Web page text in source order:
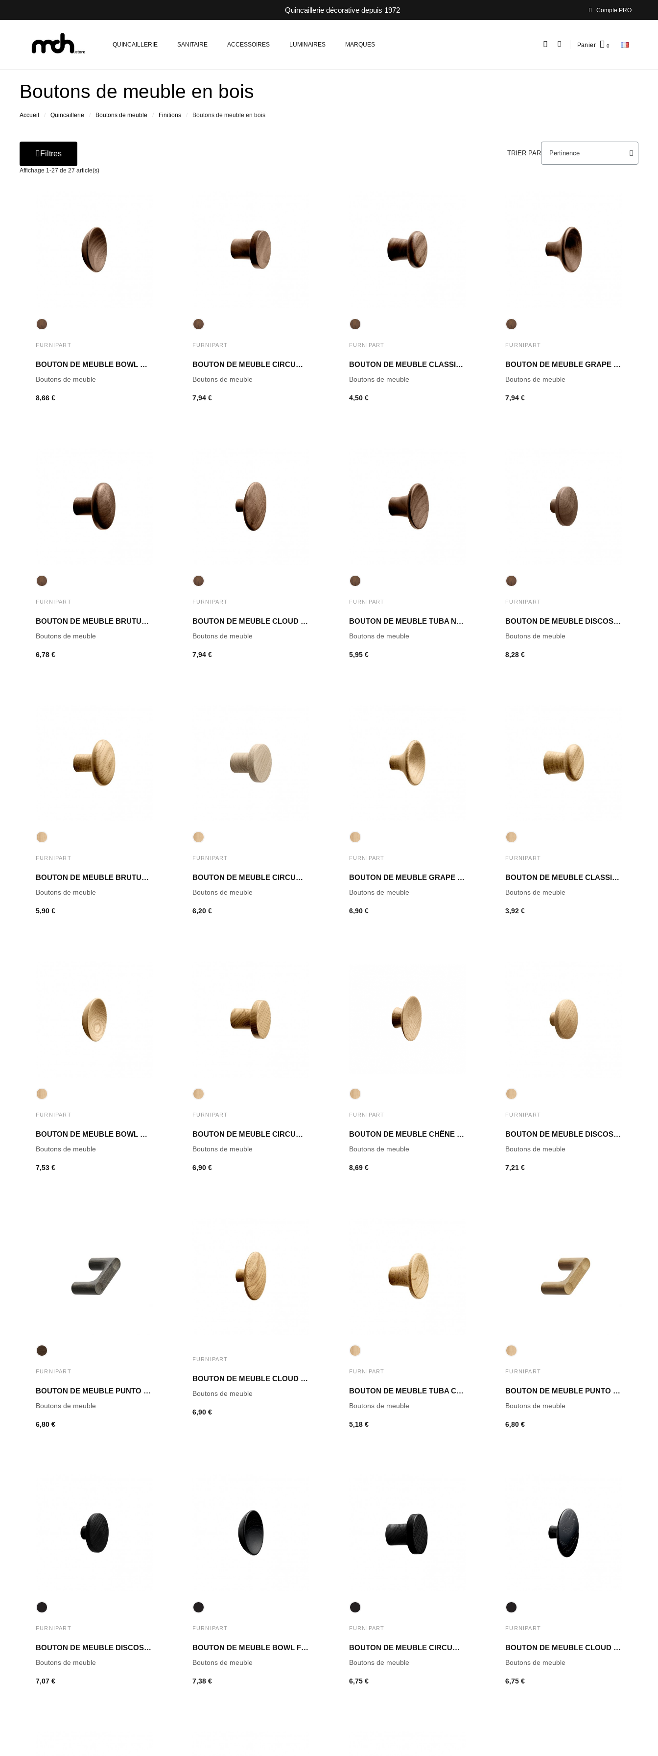
Quincaillerie décorative depuis 1972 Compte PRO
QUINCAILLERIE SANITAIRE ACCESSOIRES LUMINAIRES MARQUES Panier
Boutons de meuble en bois
Accueil Quincaillerie Boutons de meuble Finitions Boutons de meuble en bois
Filtres TRIER PAR
Affichage 1-27 de 27 article(s)
FURNIPART
BOUTON DE MEUBLE BOWL NOYER LAQUÉ
Boutons de meuble
8,66 €
FURNIPART
BOUTON DE MEUBLE CIRCUM NOYER LAQUÉ
Boutons de meuble
7,94 €
FURNIPART
BOUTON DE MEUBLE CLASSIS NOYER LAQUÉ
Boutons de meuble
4,50 €
FURNIPART
BOUTON DE MEUBLE GRAPE NOYER LAQUÉ
Boutons de meuble
7,94 €
FURNIPART
BOUTON DE MEUBLE BRUTUS NOYER LAQUÉ
Boutons de meuble
6,78 €
FURNIPART
BOUTON DE MEUBLE CLOUD NOYER LAQUÉ
Boutons de meuble
7,94 €
FURNIPART
BOUTON DE MEUBLE TUBA NOYER LAQUÉ
Boutons de meuble
5,95 €
FURNIPART
BOUTON DE MEUBLE DISCOS NOYER LAQUÉ
Boutons de meuble
8,28 €
FURNIPART
BOUTON DE MEUBLE BRUTUS CHÊNE CLAIR LAQUÉ
Boutons de meuble
5,90 €
FURNIPART
BOUTON DE MEUBLE CIRCUM CHÊNE NON TRAITÉ
Boutons de meuble
6,20 €
FURNIPART
BOUTON DE MEUBLE GRAPE CHÊNE CLAIR LAQUÉ
Boutons de meuble
6,90 €
FURNIPART
BOUTON DE MEUBLE CLASSIS CHÊNE CLAIR LAQUÉ
Boutons de meuble
3,92 €
FURNIPART
BOUTON DE MEUBLE BOWL CHÊNE CLAIR LAQUÉ
Boutons de meuble
7,53 €
FURNIPART
BOUTON DE MEUBLE CIRCUM CHÊNE CLAIR LAQUÉ
Boutons de meuble
6,90 €
FURNIPART
BOUTON DE MEUBLE CHÊNE CLAIR LAQUÉ OLYMPIA
Boutons de meuble
8,69 €
FURNIPART
BOUTON DE MEUBLE DISCOS CHÊNE CLAIR LAQUÉ
Boutons de meuble
7,21 €
FURNIPART
BOUTON DE MEUBLE PUNTO CHÊNE FONCÉ
Boutons de meuble
6,80 €
FURNIPART
BOUTON DE MEUBLE CLOUD CHÊNE CLAIR LAQUÉ
Boutons de meuble
6,90 €
FURNIPART
BOUTON DE MEUBLE TUBA CHÊNE CLAIR LAQUÉ
Boutons de meuble
5,18 €
FURNIPART
BOUTON DE MEUBLE PUNTO CHÊNE CLAIRE
Boutons de meuble
6,80 €
FURNIPART
BOUTON DE MEUBLE DISCOS FRÊNE TEINTÉ NOIR
Boutons de meuble
7,07 €
FURNIPART
BOUTON DE MEUBLE BOWL FRÊNE TEINTÉ NOIR
Boutons de meuble
7,38 €
FURNIPART
BOUTON DE MEUBLE CIRCUM FRÊNE TEINTÉ NOIR
Boutons de meuble
6,75 €
FURNIPART
BOUTON DE MEUBLE CLOUD FRÊNE TEINTÉ NOIR
Boutons de meuble
6,75 €